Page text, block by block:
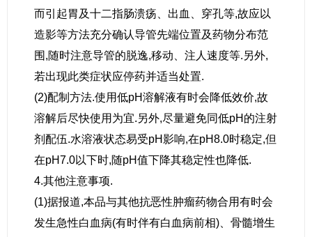
而引起胃及十二指肠溃疡、出血、穿孔等,故应以
造影等方法充分确认导管先端位置及药物分布范
围,随时注意导管的脱逸,移动、注人速度等.另外,
若出现此类症状应停药并适当处置.
(2)配制方法.使用低pH溶解液有时会降低效价,故
溶解后尽快使用为宜.另外,尽量避免同低pH的注射
剂配伍.水溶液状态易受pH影响,在pH8.0时稳定,但
在pH7.0以下时,随pH值下降其稳定性也降低.
4.其他注意事项.
(1)据报道,本品与其他抗恶性肿瘤药物合用有时会
发生急性白血病(有时伴有白血病前相)、骨髓增生